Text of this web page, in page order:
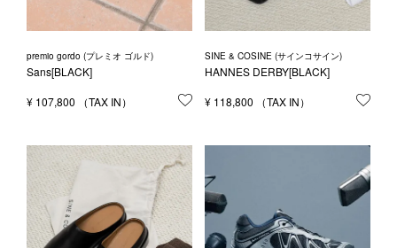
premio gordo (プレミオ ゴルド)
Sans[BLACK]
¥ 107,800 お気に入りに登録する
SINE & COSINE (サインコサイン)
HANNES DERBY[BLACK]
¥ 118,800